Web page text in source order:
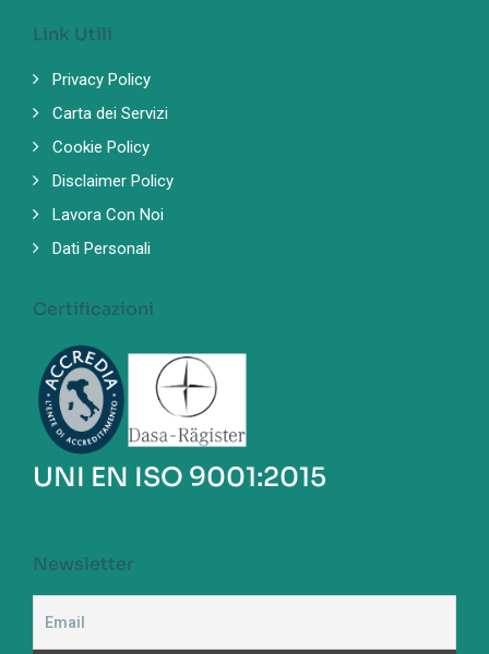
Link Utili
Privacy Policy
Carta dei Servizi
Cookie Policy
Disclaimer Policy
Lavora Con Noi
Dati Personali
Certificazioni
UNI EN ISO 9001:2015
Newsletter